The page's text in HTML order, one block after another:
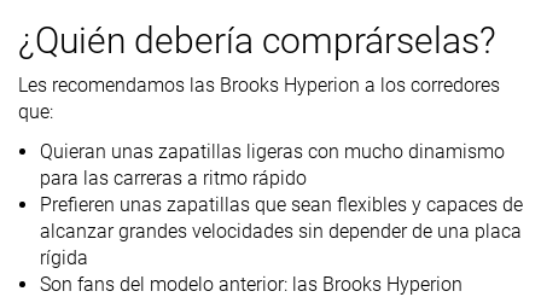
laboratorio
Peso marca
7.6 oz / 215g 8.6 oz / 244g 7.5 oz / 214g
Drop
laboratorio
Drop marca
12.3 mm
8.0 mm
11.3 mm
8.0 mm
11.2 mm
Técnica de
carrera
¿Quién debería comprárselas?
Les recomendamos las Brooks Hyperion a los corredores
que:
Quieran unas zapatillas ligeras con mucho dinamismo
para las carreras a ritmo rápido
Prefieren unas zapatillas que sean flexibles y capaces de
alcanzar grandes velocidades sin depender de una placa
rígida
Son fans del modelo anterior: las Brooks Hyperion